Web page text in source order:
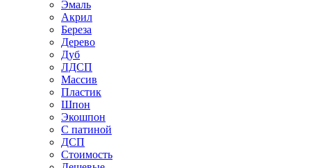
Эмаль
Акрил
Береза
Дерево
Дуб
ЛДСП
Массив
Пластик
Шпон
Экошпон
С патиной
ДСП
Стоимость